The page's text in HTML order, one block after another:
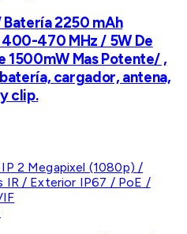
Batería 2250 mAh
470 MHz / 5W De
1500mW Mas Potente/ ,
cargador, antena,
clip.